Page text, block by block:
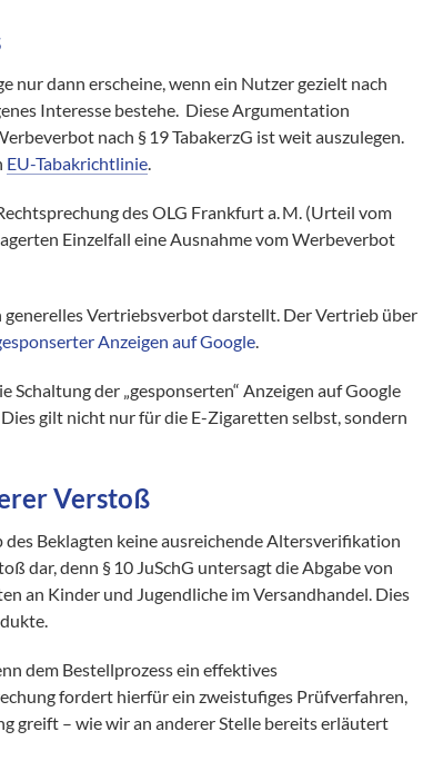
nur dann erscheine, wenn ein Nutzer gezielt nach
Interesse bestehe. Diese Argumentation
nach § 19 TabakerzG ist weit auszulegen.
EU-Tabakrichtlinie.
des OLG Frankfurt a. M. (Urteil vom
Einzelfall eine Ausnahme vom Werbeverbot
Vertriebsverbot darstellt. Der Vertrieb über
Anzeigen auf Google.
der „gesponserten“ Anzeigen auf Google
gilt nicht nur für die E-Zigaretten selbst, sondern
Verstoß
Beklagten keine ausreichende Altersverifikation
dar, denn § 10 JuSchG untersagt die Abgabe von
an Kinder und Jugendliche im Versandhandel. Dies
dem Bestellprozess ein effektives
fordert hierfür ein zweistufiges Prüfverfahren,
greift – wie wir an anderer Stelle bereits erläutert